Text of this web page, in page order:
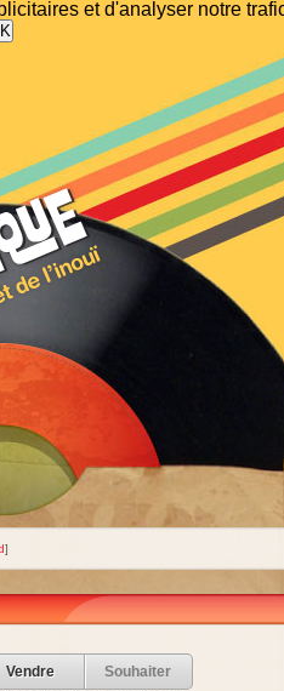
et d'analyser notre
]
Vendre Souhaiter